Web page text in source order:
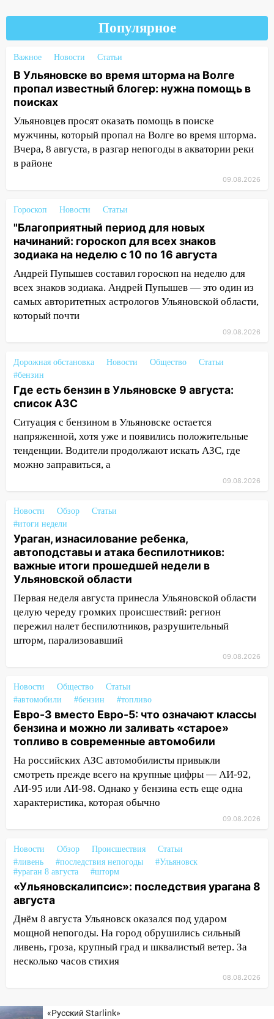
Прокуратура подвела итоги
09:18 Из-за ливня заблокировано
движение трамваев в Ульяновске
09:15 Ураган, изнасилование ребенка,
автоподставы и атака беспилотников:
важные итоги прошедшей недели в
Ульяновской области
08:20
08:19
пропал 67-летний мужчина
08:11 На Ульяновск снова надвигается
непогода
07:30 Евро-3 вместо Евро-5: что
означают классы бензина и можно ли
заливать «старое» топливо в
06:30
области днем 9 августа
05:05 День, когда всё может
измениться: гороскоп на 9 августа —
три знака получат шанс, который нельзя
упустить
08.08.2026
20:10
Во время урагана в Ульяновске на
19:55
В Ульяновске упавшее дерево
заблокировало в машине двух женщин
17:15
В Ульяновской области
ремонтируют девять мостов: один уже
готов, ещё два — почти завершены
17:00
«Ульяновскалипсис»: последствия
урагана 8 августа
16:38 Прогноз погоды в Ульяновской
области на 9 августа
время»
16:17
Мелекесский район первым в
Ульяновской области намолотил более
100 тысяч тонн зерна
15:17 В колледжи и техникумы
Ульяновской области подали более 10
тысяч заявлений
15:04
Фоторепортаж с улиц Ульяновска
после шторма: поваленные деревья и
14:28
Ураган вырвал остановку на улице
Деева в Заволжье
14:26 Жители Ульяновска сами
пытаются расчистить ливнёвки, не
дождавшись коммунальщиков
14:16 Шторм продолжает ломать город:
на улице Любови Шевцовой рухнул
мошенники под видом преподавателя
Популярное
Важное Новости Статьи
В Ульяновске во время шторма на Волге
пропал известный блогер: нужна помощь в
поисках
Ульяновцев просят оказать помощь в поиске
мужчины, который пропал на Волге во время шторма.
Вчера, 8 августа, в разгар непогоды в акватории реки
в районе
09.08.2026
Гороскоп Новости Статьи
"Благоприятный период для новых
начинаний: гороскоп для всех знаков
зодиака на неделю с 10 по 16 августа
Андрей Пупышев составил гороскоп на неделю для
всех знаков зодиака. Андрей Пупышев — это один из
самых авторитетных астрологов Ульяновской области,
который почти
09.08.2026
Дорожная обстановка Новости Общество
Статьи
#бензин
Где есть бензин в Ульяновске 9 августа:
список АЗС
Ситуация с бензином в Ульяновске остается
напряженной, хотя уже и появились положительные
тенденции. Водители продолжают искать АЗС, где
можно заправиться, а
09.08.2026
Новости Обзор
Статьи
#итоги недели
Ураган, изнасилование ребенка,
автоподставы и атака беспилотников:
важные итоги прошедшей недели в
Ульяновской области
Первая неделя августа принесла Ульяновской области
целую череду громких происшествий: регион
пережил налет беспилотников, разрушительный
шторм, парализовавший
09.08.2026
Новости Общество
Статьи
#автомобили
#бензин #топливо
Евро-3 вместо Евро-5: что означают классы
бензина и можно ли заливать «старое»
топливо в современные автомобили
На российских АЗС автомобилисты привыкли
смотреть прежде всего на крупные цифры — АИ-92,
АИ-95 или АИ-98. Однако у бензина есть еще одна
характеристика, которая обычно
09.08.2026
Новости Обзор Происшествия
Статьи
#ливень
#последствия непогоды
#Ульяновск
#ураган 8 августа
#шторм
«Ульяновскалипсис»: последствия урагана 8
августа
Днём 8 августа Ульяновск оказался под ударом
мощной непогоды. На город обрушились сильный
ливень, гроза, крупный град и шквалистый ветер. За
несколько часов стихия
08.08.2026
«Русский Starlink»